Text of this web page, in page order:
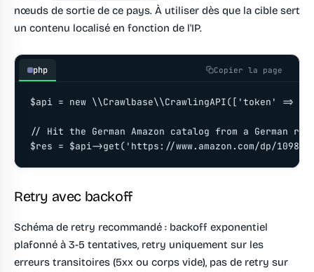
nœuds de sortie de ce pays. À utiliser dès que la cible sert
un contenu localisé en fonction de l'IP.
php Copier la page
$api = new \\Crawlbase\\CrawlingAPI(['token' =>
// Hit the German Amazon catalog from a German
$res = $api->get('https://www.amazon.com/dp/
Retry avec backoff
Schéma de retry recommandé : backoff exponentiel
plafonné à 3-5 tentatives, retry uniquement sur les
erreurs transitoires (5xx ou corps vide), pas de retry sur